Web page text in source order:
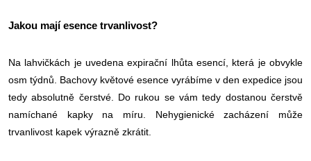
Jakou mají esence trvanlivost?
Na lahvičkách je uvedena expirační lhůta esencí, která je obvykle
osm týdnů. Bachovy květové esence vyrábíme v den expedice jsou
tedy absolutně čerstvé. Do rukou se vám tedy dostanou čerstvě
namíchané kapky na míru. Nehygienické zacházení může
trvanlivost kapek výrazně zkrátit.